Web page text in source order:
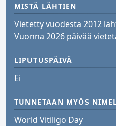
MISTÄ LÄHTIEN
Vietetty vuodesta 2012
Vuonna 2026 päivää
LIPUTUSPÄIVÄ
Ei
TUNNETAAN MYÖS
World Vitiligo Day